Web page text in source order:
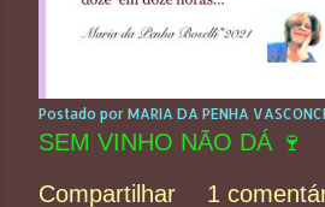
Postado por MARIA DA PENHA
SEM VINHO NÃO DÁ 🍷
Compartilhar
1